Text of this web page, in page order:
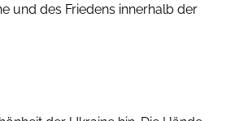
und des Friedens innerhalb der